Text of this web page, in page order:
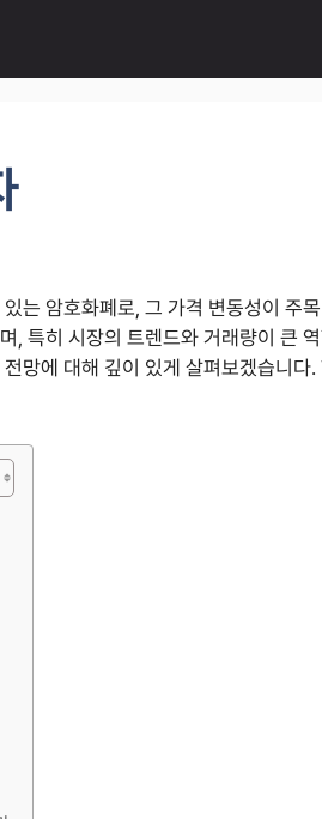
는 암호화폐로, 그 가격 변동성이 주
, 특히 시장의 트렌드와 거래량이 큰
망에 대해 깊이 있게 살펴보겠습니다